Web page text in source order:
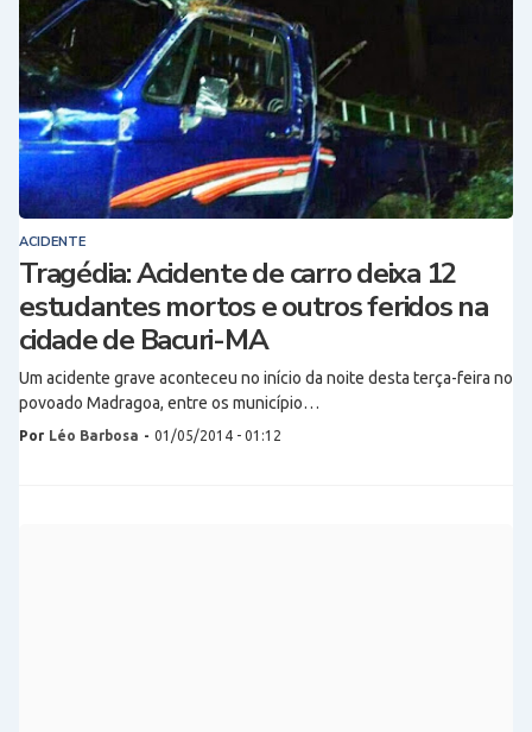
ACIDENTE
Tragédia: Acidente de carro deixa 12
estudantes mortos e outros feridos na
cidade de Bacuri-MA
Um acidente grave aconteceu no início da noite desta terça-feira no
povoado Madragoa, entre os município…
Por Léo Barbosa - 01/05/2014 - 01:12